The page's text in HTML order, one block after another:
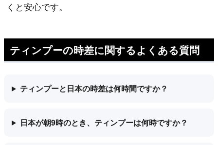
くと安心です。
ティンプーの時差に関するよくある質問
ティンプーと日本の時差は何時間ですか？
日本が朝9時のとき、ティンプーは何時ですか？